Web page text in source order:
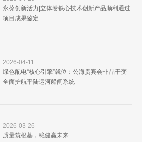
永葆创新活力|立体卷铁心技术创新产品顺利通过
项目成果鉴定
2026-04-11
绿色配电“核心引擎”就位：公海贵宾会非晶干变
全面护航平陆运河船闸系统
2026-03-26
质量筑根基，稳健赢未来